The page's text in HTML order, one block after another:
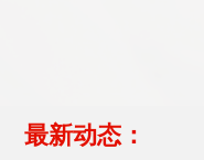
最新动态：